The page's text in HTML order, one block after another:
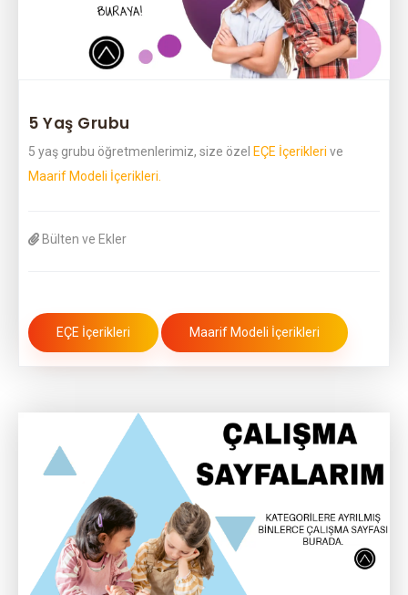
5 Yaş Grubu
5 yaş grubu öğretmenlerimiz, size özel EÇE İçerikleri ve
Maarif Modeli İçerikleri.
Bülten ve Ekler
EÇE İçerikleri Maarif Modeli İçerikleri